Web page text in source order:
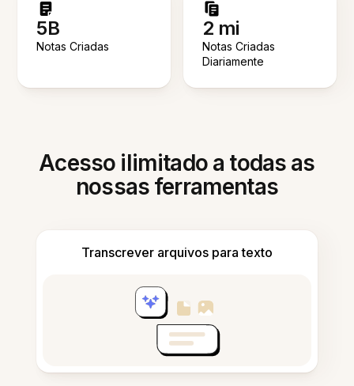
5B
Notas Criadas
2 mi
Notas Criadas
Diariamente
Acesso ilimitado a todas as
nossas ferramentas
Transcrever arquivos para texto